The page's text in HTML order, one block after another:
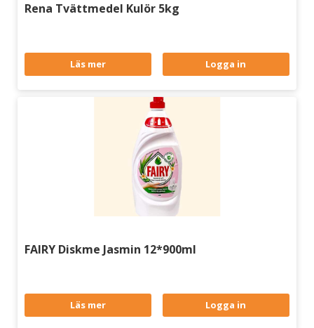
Rena Tvättmedel Kulör 5kg
Läs mer Logga in
FAIRY Diskme Jasmin 12*900ml
Läs mer Logga in